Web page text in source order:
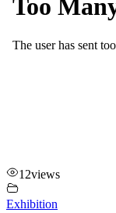
12views
Exhibition